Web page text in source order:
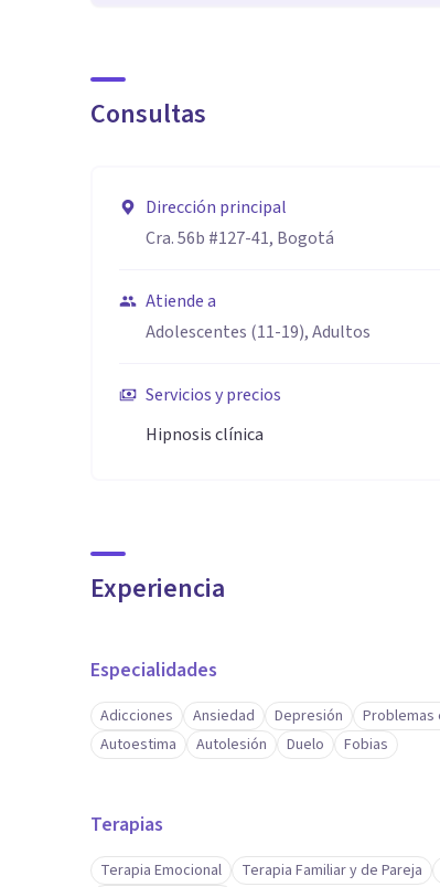
Consultas
Dirección principal
Cra. 56b #127-41, Bogotá
Atiende a
Adolescentes (11-19), Adultos
Servicios y precios
Hipnosis clínica
Experiencia
Especialidades
Adicciones Ansiedad Depresión Problemas
Autoestima
Autolesión Duelo Fobias
Terapias
Terapia Emocional Terapia Familiar y de Pareja